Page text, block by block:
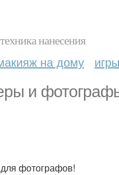
нанесения
на дому игры
и
фотографов!